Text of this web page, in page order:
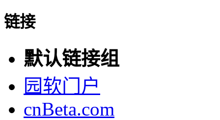
链接
默认链接组
园软门户
cnBeta.com